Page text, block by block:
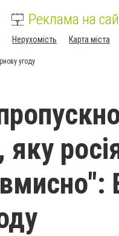
Реклама на
Нерухомість Карта міста
угоду